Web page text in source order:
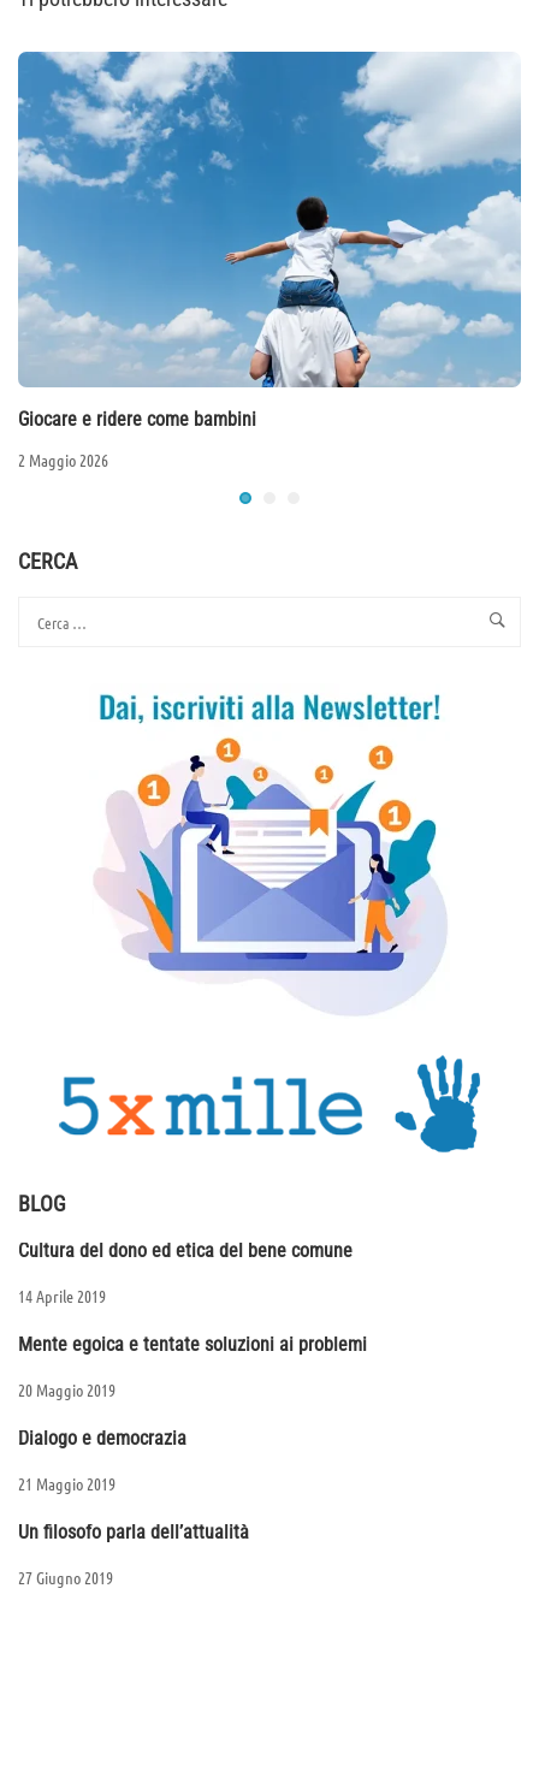
Giocare e ridere come bambini
2 Maggio 2026
CERCA
BLOG
Cultura del dono ed etica del bene comune
14 Aprile 2019
Mente egoica e tentate soluzioni ai problemi
20 Maggio 2019
Dialogo e democrazia
21 Maggio 2019
Un filosofo parla dell’attualità
27 Giugno 2019